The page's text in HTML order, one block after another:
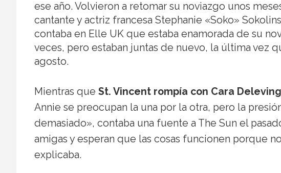
ese año. Volvieron a retomar su noviazgo unos
cantante y actriz francesa Stephanie «Soko»
contaba en Elle UK que estaba enamorada de su
veces, pero estaban juntas de nuevo, la última vez
agosto.
Mientras que St. Vincent rompía con Cara
Annie se preocupan la una por la otra, pero la
demasiado», contaba una fuente a The Sun el
amigas y esperan que las cosas funcionen porque
explicaba.